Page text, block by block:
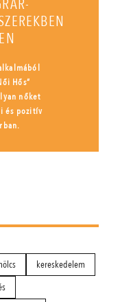
Hős”
nőket
és pozitív
kereskedelem